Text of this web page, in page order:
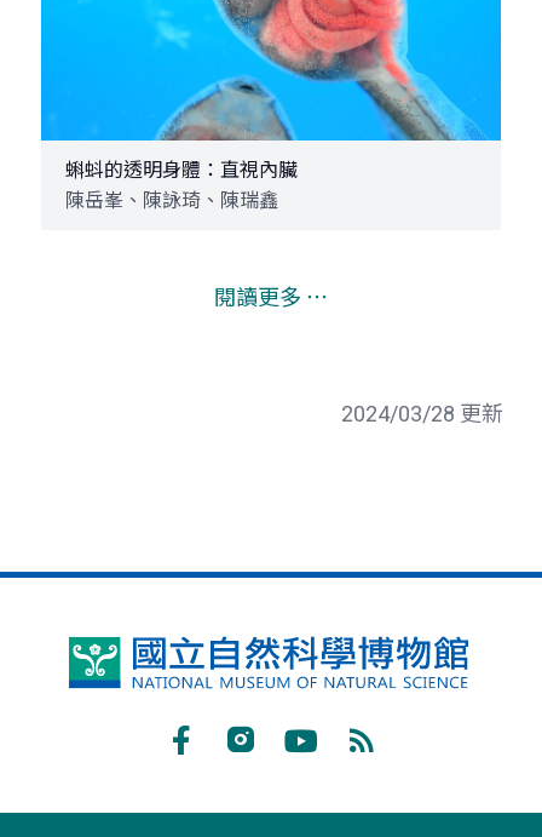
蝌蚪的透明身體：直視內臟
陳岳峯、陳詠琦、陳瑞鑫
閱讀更多 ⋯
2024/03/28 更新
國